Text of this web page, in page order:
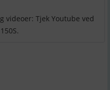
videoer: Tjek Youtube ved